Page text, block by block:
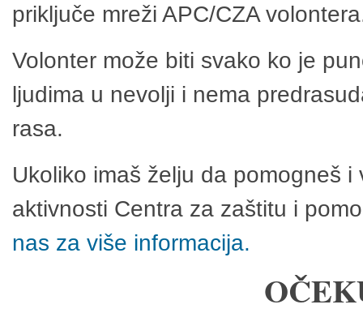
priključe mreži APC/CZA
Volonter može biti svako ko je
ljudima u nevolji i nema
rasa.
Ukoliko imaš želju da pomogneš
aktivnosti Centra za zaštitu i
nas za više informacija.